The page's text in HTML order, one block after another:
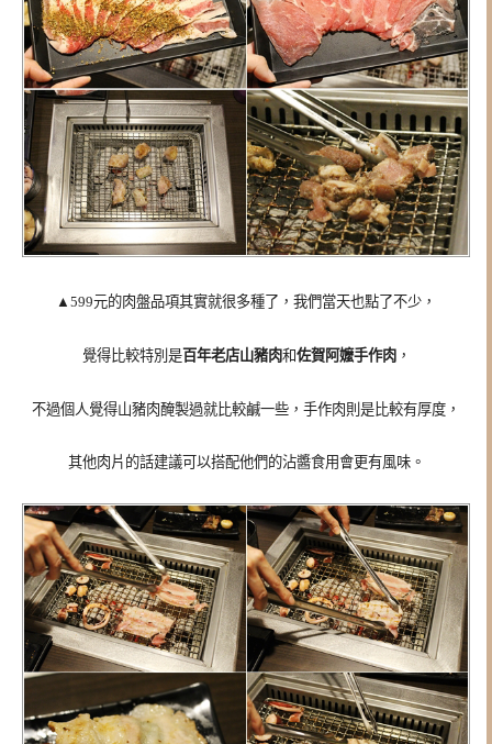
▲599元的肉盤品項其實就很多種了，我們當天也點了不少，
覺得比較特別是百年老店山豬肉和佐賀阿嬤手作肉 ，
不過個人覺得山豬肉醃製過就比較鹹一些，手作肉則是比較有厚度，
其他肉片的話建議可以搭配他們的沾醬食用會更有風味。